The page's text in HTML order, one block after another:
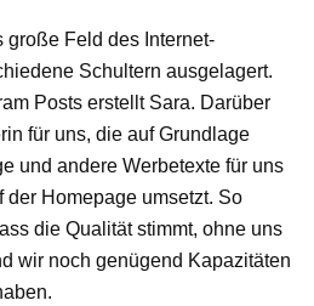
große Feld des Internet-
Schultern ausgelagert.
Posts erstellt Sara. Darüber
für uns, die auf Grundlage
und andere Werbetexte für uns
Homepage umsetzt. So
die Qualität stimmt, ohne uns
wir noch genügend Kapazitäten